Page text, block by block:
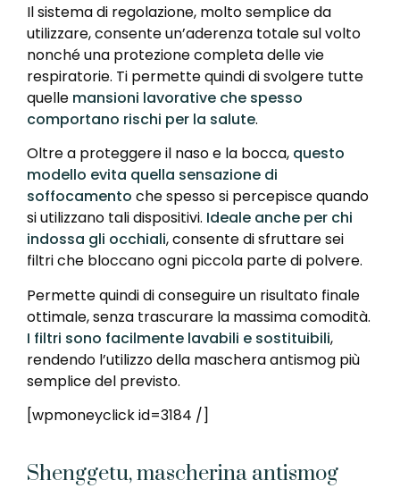
Il sistema di regolazione, molto semplice da
utilizzare, consente un’aderenza totale sul volto
nonché una protezione completa delle vie
respiratorie. Ti permette quindi di svolgere tutte
quelle mansioni lavorative che spesso
comportano rischi per la salute.
Oltre a proteggere il naso e la bocca, questo
modello evita quella sensazione di
soffocamento che spesso si percepisce quando
si utilizzano tali dispositivi. Ideale anche per chi
indossa gli occhiali, consente di sfruttare sei
filtri che bloccano ogni piccola parte di polvere.
Permette quindi di conseguire un risultato finale
ottimale, senza trascurare la massima comodità.
I filtri sono facilmente lavabili e sostituibili,
rendendo l’utilizzo della maschera antismog più
semplice del previsto.
[wpmoneyclick id=3184 /]
Shenggetu, mascherina antismog